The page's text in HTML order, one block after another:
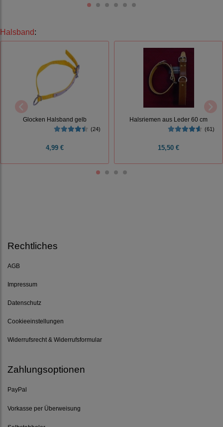
Halsband:
Glocken Halsband gelb
(24)
4,99 €
Halsriemen aus Leder 60 cm
(61)
15,50 €
Rechtliches
AGB
Impressum
Datenschutz
Cookieeinstellungen
Widerrufsrecht & Widerrufsformular
Zahlungsoptionen
PayPal
Vorkasse per Überweisung